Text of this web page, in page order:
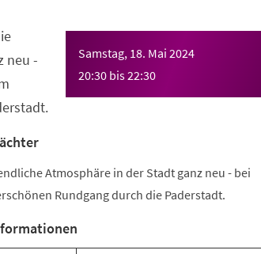
Samstag, 18. Mai 2024
20:30 bis22:30
neu -
Atmosphäre in der Stadt ganz neu - bei
Rundgang durch die Paderstadt.